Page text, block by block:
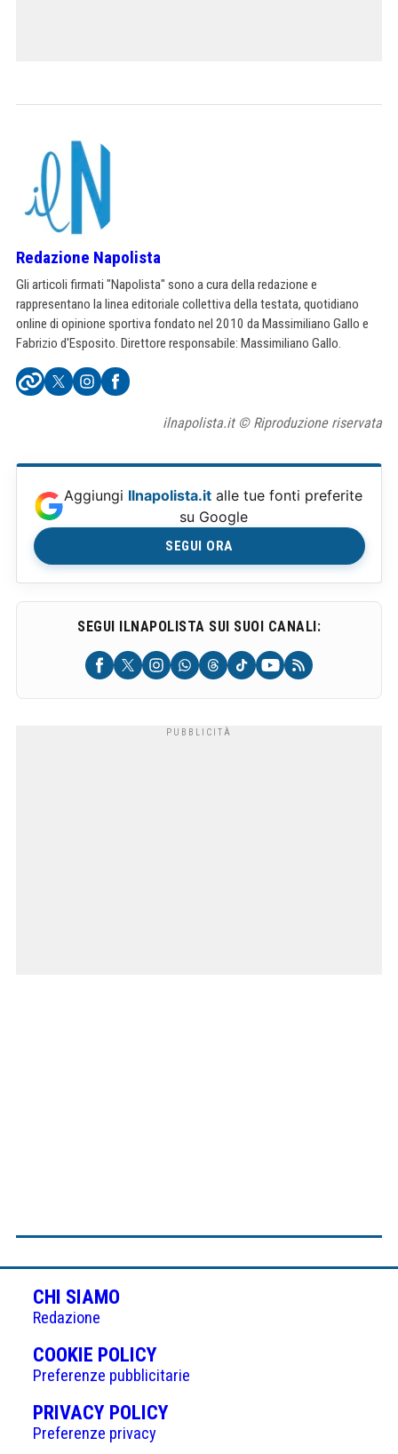
Redazione Napolista
Gli articoli firmati "Napolista" sono a cura della redazione e
rappresentano la linea editoriale collettiva della testata, quotidiano
online di opinione sportiva fondato nel 2010 da Massimiliano Gallo e
Fabrizio d'Esposito. Direttore responsabile: Massimiliano Gallo.
ilnapolista.it © Riproduzione riservata
Aggiungi Ilnapolista.it alle tue fonti preferite
su Google
SEGUI ORA
SEGUI ILNAPOLISTA SUI SUOI CANALI:
CHI SIAMO
Redazione
COOKIE POLICY(APRE
IN
UNA
NUOVA
Preferenze pubblicitarie
PRIVACY POLICY(APRE
Preferenze privacy